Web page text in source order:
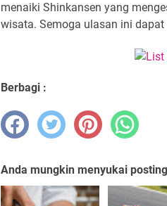
menaiki Shinkansen yang
wisata. Semoga ulasan ini
Berbagi :
Anda mungkin menyukai